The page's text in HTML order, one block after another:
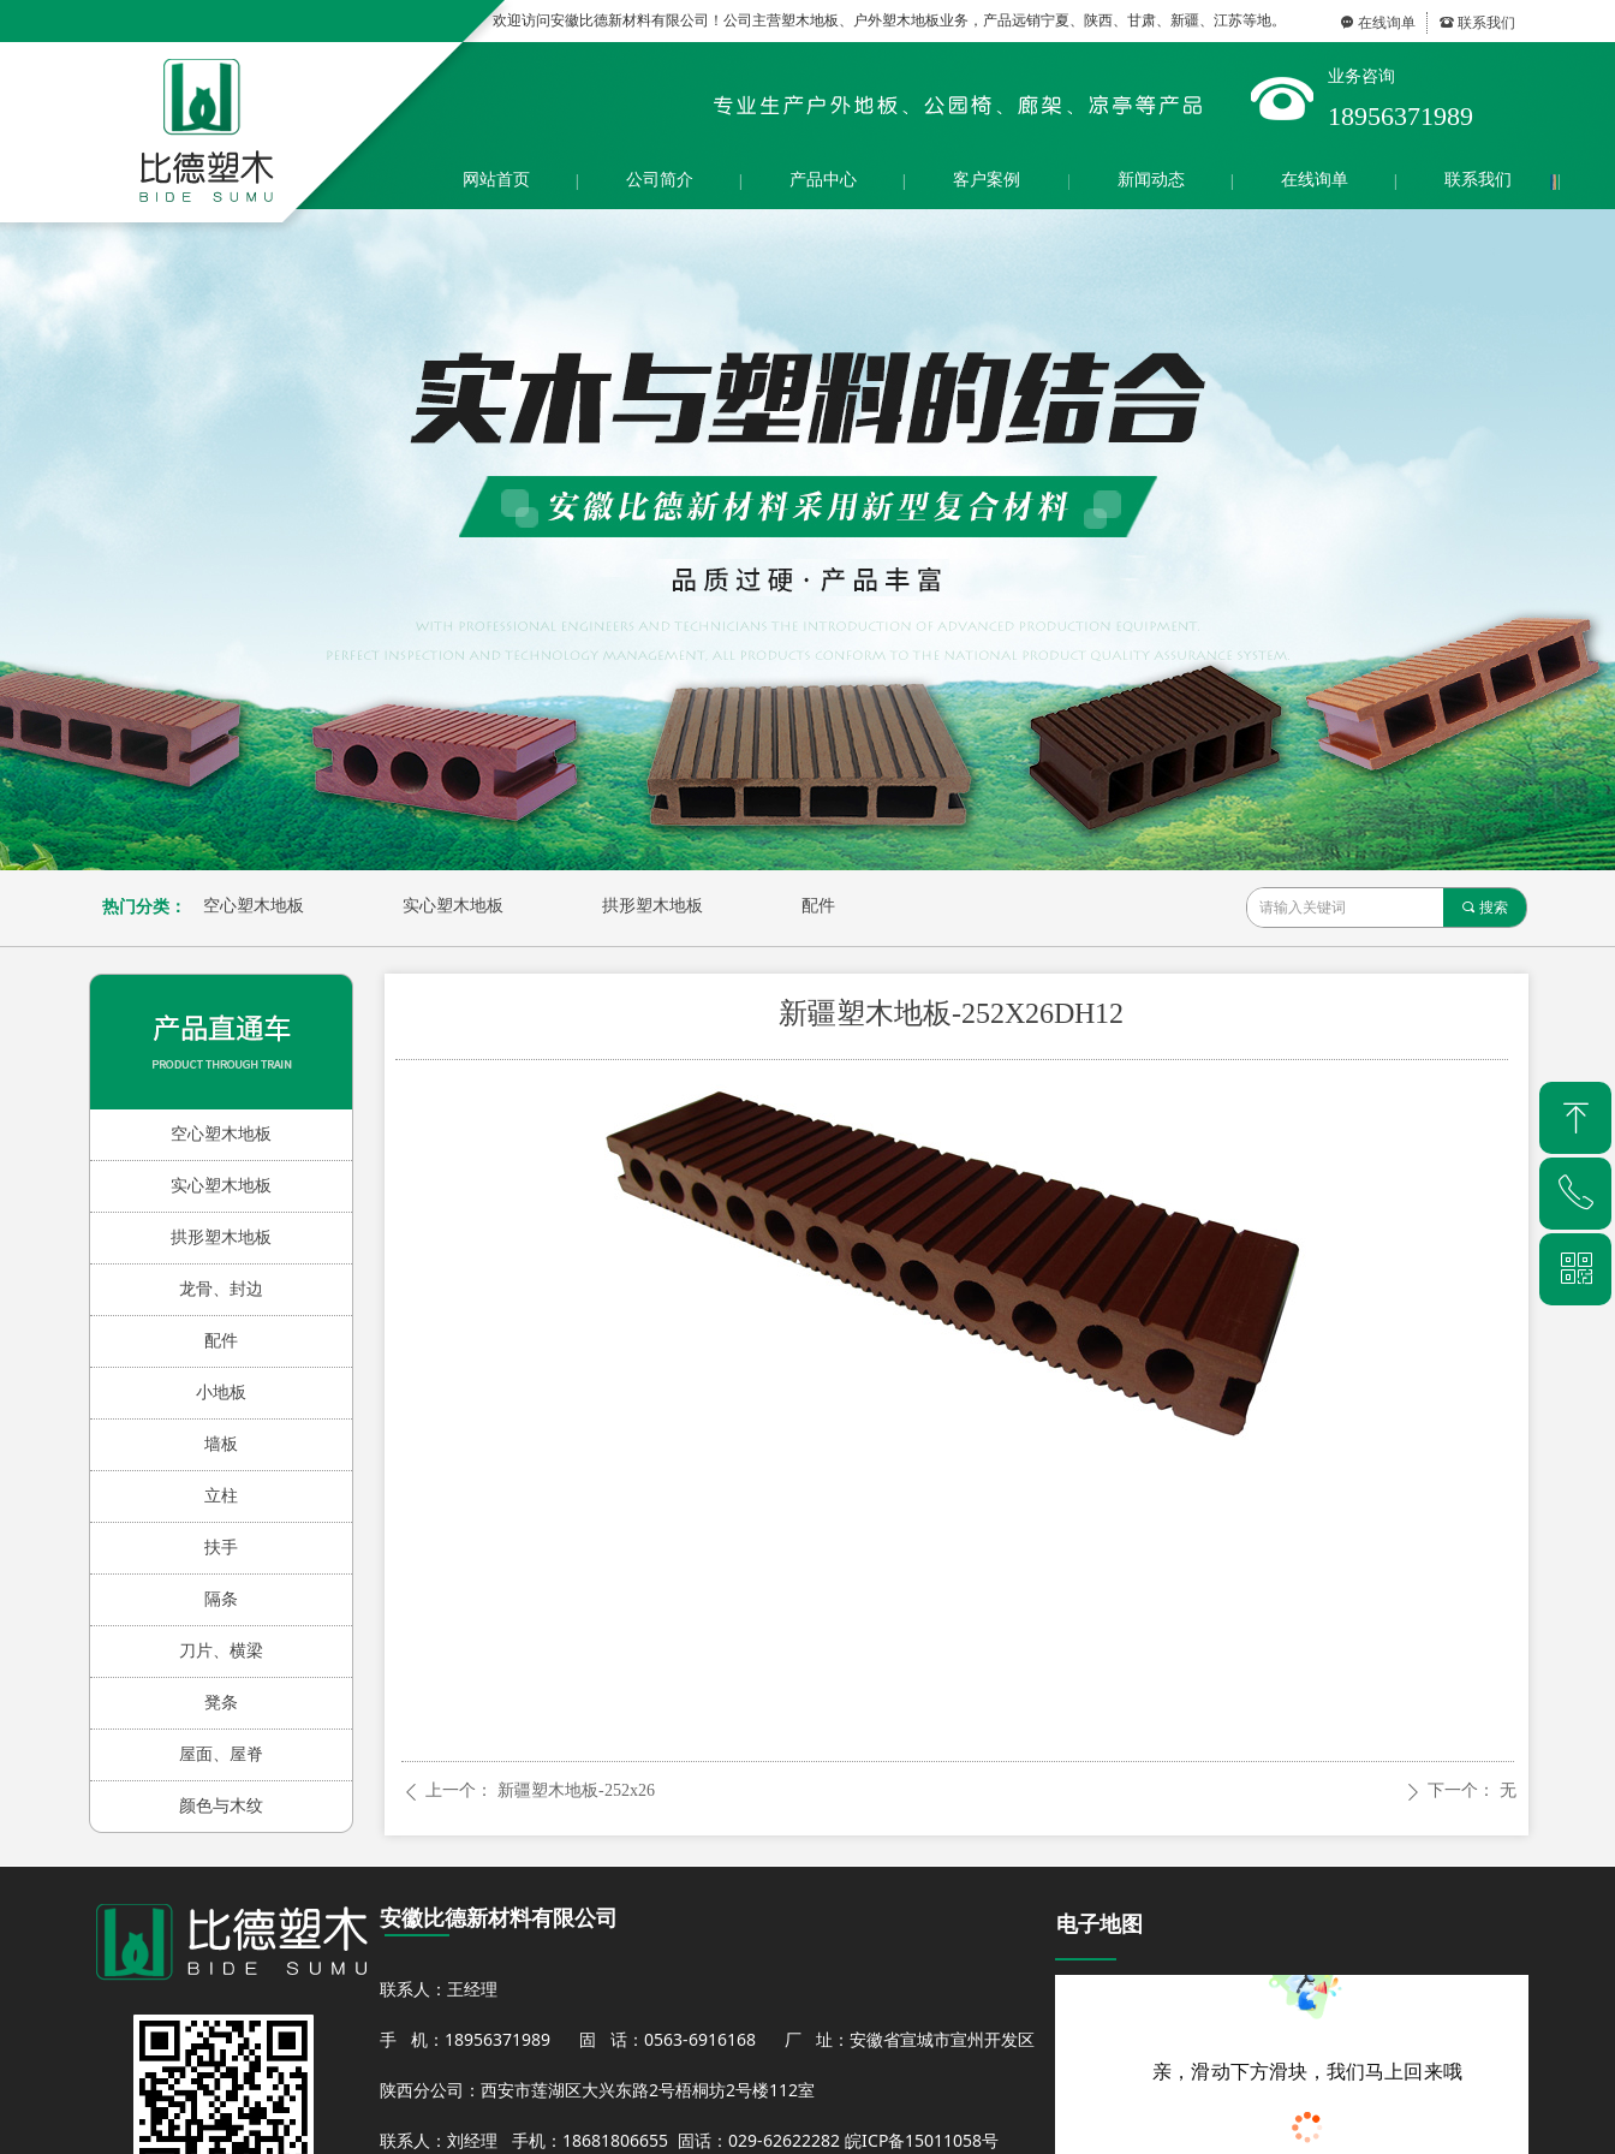
业务咨询
18956371989
网站首页 公司简介 产品中心 客户案例 新闻动态 在线询单 联系我们
欢迎访问安徽比德新材料有限公司！公司主营塑木地板、户外塑木地板业务，产品远销宁夏、陕西、甘肃、新疆、江苏等地。 끁 在线询单 뀰 联系我们
热门分类： 끠 搜索
空心塑木地板 实心塑木地板 拱形塑木地板 配件
ꄴ 上一个： 新疆塑木地板-252x26 ꄲ 下一个： 无
新疆塑木地板-252X26DH12
空心塑木地板
实心塑木地板
拱形塑木地板
龙骨、封边
配件
小地板
墙板
立柱
扶手
隔条
刀片、横梁
凳条
屋面、屋脊
颜色与木纹
安徽比德新材料有限公司
联系人：王经理
手 机：18956371989 固 话：0563-6916168 厂 址：安徽省宣城市宣州开发区
陕西分公司：西安市莲湖区大兴东路2号梧桐坊2号楼112室
联系人：刘经理 手机：18681806655 固话：029-62622282 皖ICP备15011058号
电子地图
ꁸ
回到顶部
ꂅ
18956371989
ꀥ